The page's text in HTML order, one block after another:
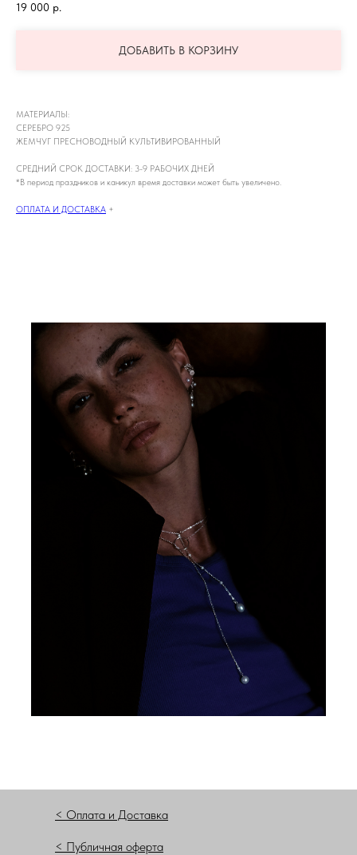
19 000 р.
ДОБАВИТЬ В КОРЗИНУ
МАТЕРИАЛЫ:
СЕРЕБРО 925
ЖЕМЧУГ ПРЕСНОВОДНЫЙ КУЛЬТИВИРОВАННЫЙ
СРЕДНИЙ СРОК ДОСТАВКИ: 3-9 РАБОЧИХ ДНЕЙ
*В период праздников и каникул время доставки может быть увеличено.
ОПЛАТА И ДОСТАВКА +
< Оплата и Доставка
< Публичная оферта